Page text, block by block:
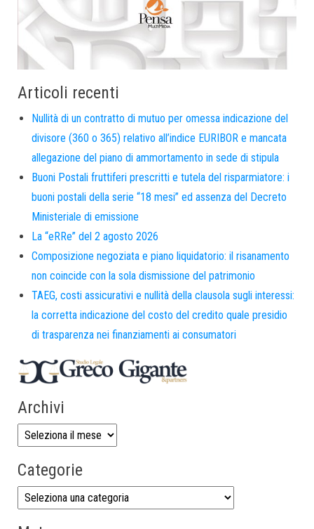
Articoli recenti
Nullità di un contratto di mutuo per omessa indicazione del
divisore (360 o 365) relativo all’indice EURIBOR e mancata
allegazione del piano di ammortamento in sede di stipula
Buoni Postali fruttiferi prescritti e tutela del risparmiatore: i
buoni postali della serie “18 mesi” ed assenza del Decreto
Ministeriale di emissione
La “eRRe” del 2 agosto 2026
Composizione negoziata e piano liquidatorio: il risanamento
non coincide con la sola dismissione del patrimonio
TAEG, costi assicurativi e nullità della clausola sugli interessi:
la corretta indicazione del costo del credito quale presidio
di trasparenza nei finanziamenti ai consumatori
Archivi
Categorie